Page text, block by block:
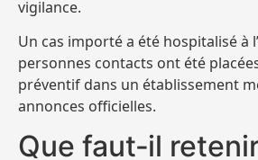
vigilance.
Un cas importé a été hospitalisé à
personnes contacts ont été
préventif dans un établissement
annonces officielles.
Que faut‑il